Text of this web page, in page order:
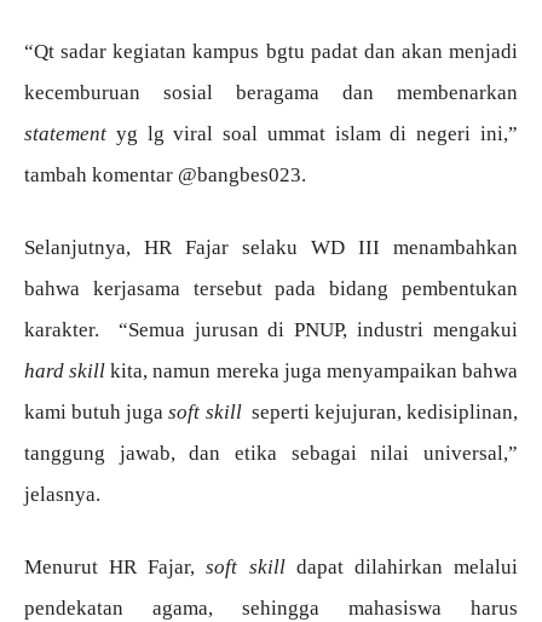
“Qt sadar kegiatan kampus bgtu padat dan akan menjadi
kecemburuan sosial beragama dan membenarkan
statement yg lg viral soal ummat islam di negeri ini,”
tambah komentar @bangbes023.
Selanjutnya, HR Fajar selaku WD III menambahkan
bahwa kerjasama tersebut pada bidang pembentukan
karakter. “Semua jurusan di PNUP, industri mengakui
hard skillkita, namun mereka juga menyampaikan bahwa
kami butuh jugasoft skill seperti kejujuran, kedisiplinan,
tanggung jawab, dan etika sebagai nilai universal,”
jelasnya.
Menurut HR Fajar,soft skilldapat dilahirkan melalui
pendekatan agama, sehingga mahasiswa harus